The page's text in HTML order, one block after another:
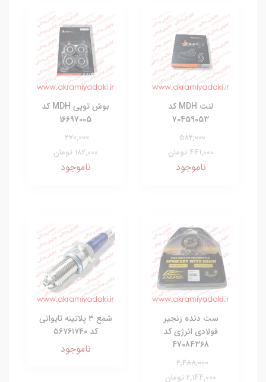
لنت MDH کد
70459053
582,000
441,000 تومان
ناموجود
بوش توپی MDH کد
16697005
270,000
182,000 تومان
ناموجود
ست دنده زنجیر
فولادی انرژی کد
47084368
2,488,000
2,144,000 تومان
شمع ۳ پلاتینه تایوانی
کد ۵۶۷۶۱۷۴۰
ناموجود